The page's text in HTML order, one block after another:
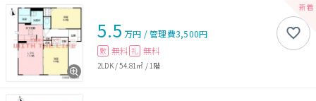
5.5 万円 /管理費3,500円
敷 無料 礼 無料
2LDK/54.81㎡ / 1階